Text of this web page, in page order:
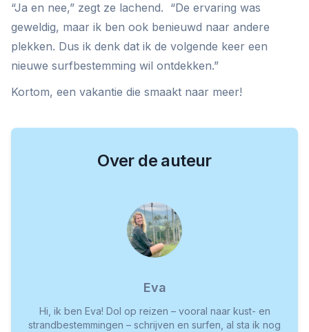
“Ja en nee,” zegt ze lachend. “De ervaring was
geweldig, maar ik ben ook benieuwd naar andere
plekken. Dus ik denk dat ik de volgende keer een
nieuwe surfbestemming wil ontdekken.”
Kortom, een vakantie die smaakt naar meer!
Over de auteur
Eva
Hi, ik ben Eva! Dol op reizen – vooral naar kust- en
strandbestemmingen – schrijven en surfen, al sta ik nog